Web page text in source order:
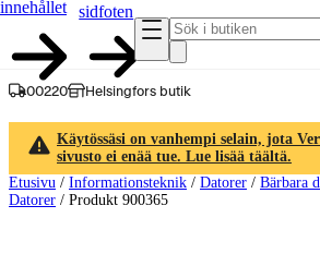
innehållet
sidfoten
00220 Helsingfors butik
Käytössäsi on vanhempi selain, jota
sivusto ei enää tue. Lue lisää täältä.
Etusivu / Informationsteknik / Datorer / Bärbara
Datorer / Produkt 900365